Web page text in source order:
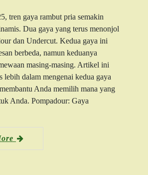
tren gaya rambut pria semakin
Dua gaya yang terus menonjol
dan Undercut. Kedua gaya ini
berbeda, namun keduanya
masing-masing. Artikel ini
lebih dalam mengenai kedua gaya
Anda memilih mana yang
Anda. Pompadour: Gaya